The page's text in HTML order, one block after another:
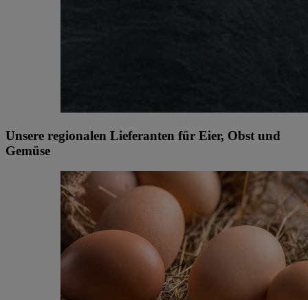
Unsere regionalen Lieferanten für Eier, Obst und
Gemüse